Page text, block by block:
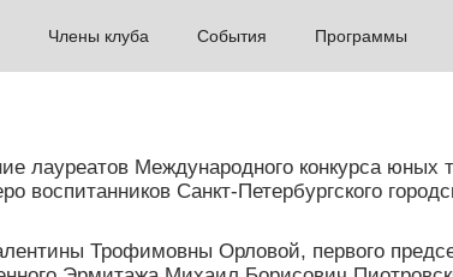
Члены клуба События Программы
лауреатов Международного конкурса юных
воспитанников Санкт-Петербургского
Трофимовны Орловой, первого